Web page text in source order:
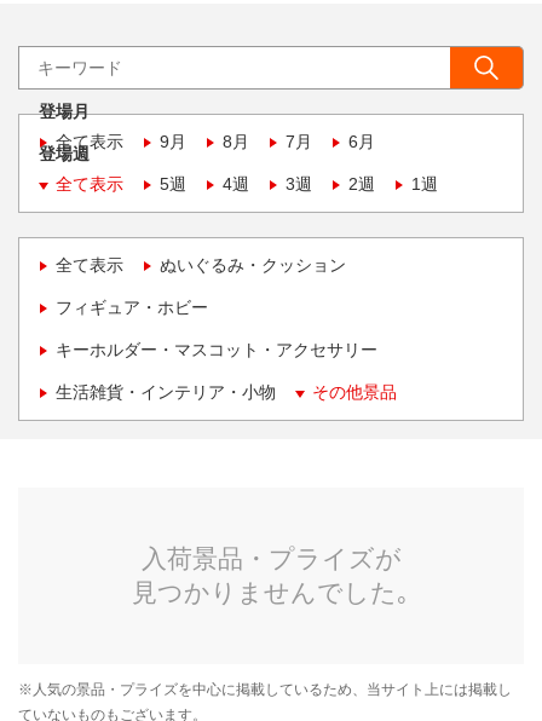
登場月
全て表示
9月 8月 7月 6月
登場週
全て表示
5週 4週 3週 2週 1週
全て表示 ぬいぐるみ・クッション
フィギュア・ホビー
キーホルダー・マスコット・アクセサリー
生活雑貨・インテリア・小物 その他景品